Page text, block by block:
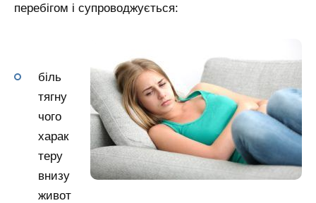
перебігом і супроводжується:
біль
тягну
чого
харак
теру
внизу
живот